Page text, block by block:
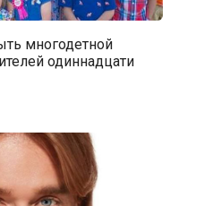
многодетной
одиннадцати